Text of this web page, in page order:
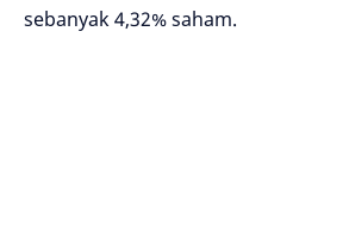
sebanyak 4,32% saham.